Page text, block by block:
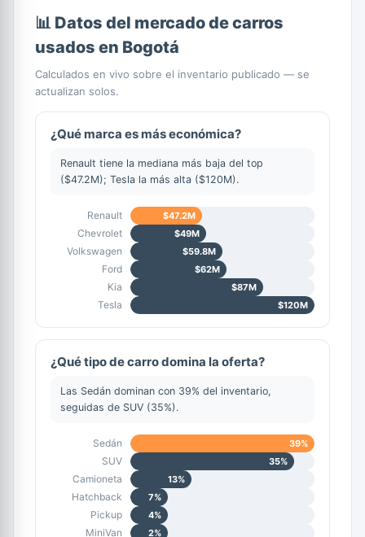
📊 Datos del mercado de carros
usados en Bogotá
Calculados en vivo sobre el inventario publicado — se
actualizan solos.
¿Qué marca es más económica?
Renault tiene la mediana más baja del top
($47.2M); Tesla la más alta ($120M).
Renault $47.2M
Chevrolet $49M
Volkswagen $59.8M
Ford $62M
Kia $87M
Tesla $120M
¿Qué tipo de carro domina la oferta?
Las Sedán dominan con 39% del inventario,
seguidas de SUV (35%).
Sedán 39%
SUV 35%
Camioneta 13%
Hatchback 7%
Pickup 4%
MiniVan 2%